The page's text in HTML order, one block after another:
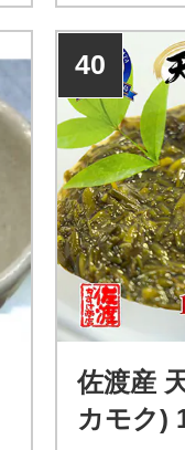
40
佐渡産
カモク)